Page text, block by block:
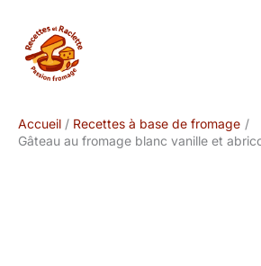
contenu
Accueil
Recettes à base de fromage
Gâteau au fromage blanc vanille et